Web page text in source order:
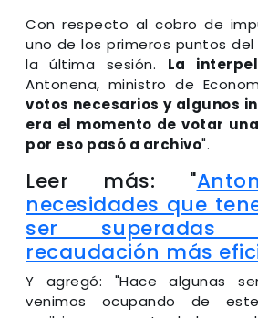
Con respecto al cobro de
uno de los primeros puntos
la última sesión. La
Antonena, ministro de
votos necesarios y algunos
era el momento de votar
por eso pasó a archivo".
Leer más: "
necesidades que
ser superadas
recaudación más
Y agregó: "Hace algunas
venimos ocupando de